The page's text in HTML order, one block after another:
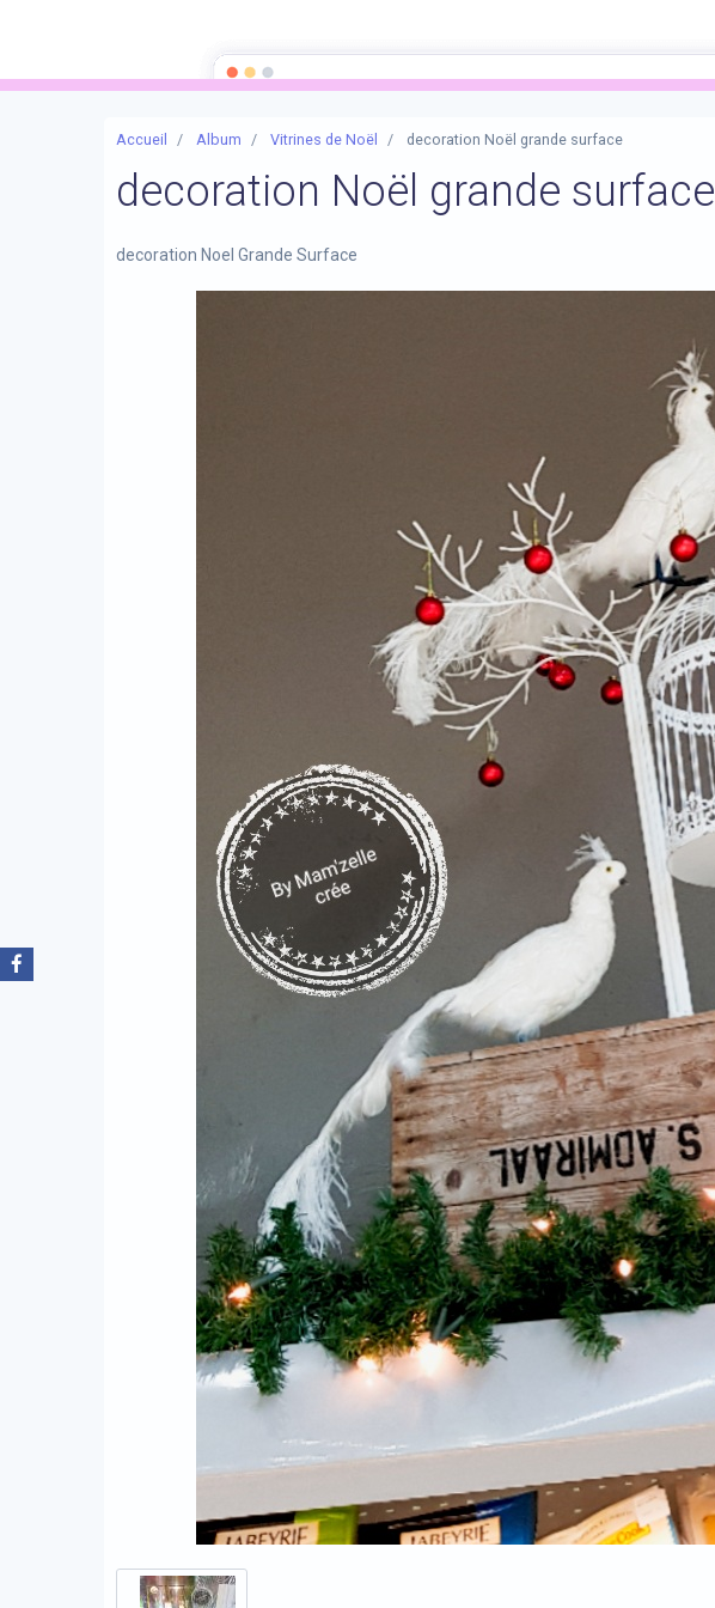
Mam'zelle crée ... pour une décoration unique qui vous ressemble ...
Accueil Album Vitrines de Noël decoration Noël grande surface
decoration Noël grande surface
decoration Noel Grande Surface